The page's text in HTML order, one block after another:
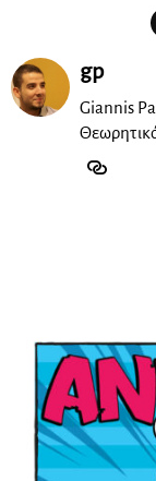
gp
Giannis